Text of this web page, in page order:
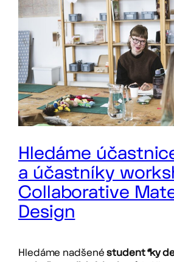
Hledáme
a účastníky
Collaborative
Design
Hledáme nadšenéstudent*ky